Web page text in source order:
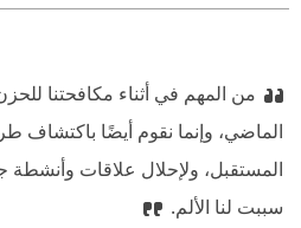
من المهم في أثناء مكافحتنا
الماضي، وإنما نقوم أيضًا باكتشاف
المستقبل، ولإحلال علاقات وأنشطة
سببت لنا الألم.